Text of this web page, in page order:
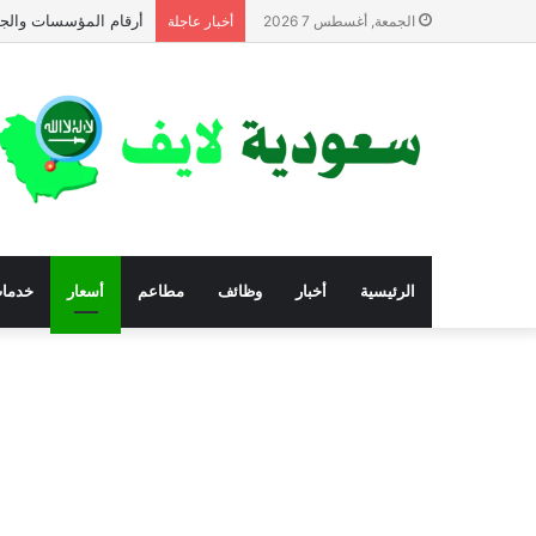
الجمعة, أغسطس 7 2026 أخبار عاجلة أرقام المؤسسات
الرئيسية أخبار وظائف مطاعم أسعار